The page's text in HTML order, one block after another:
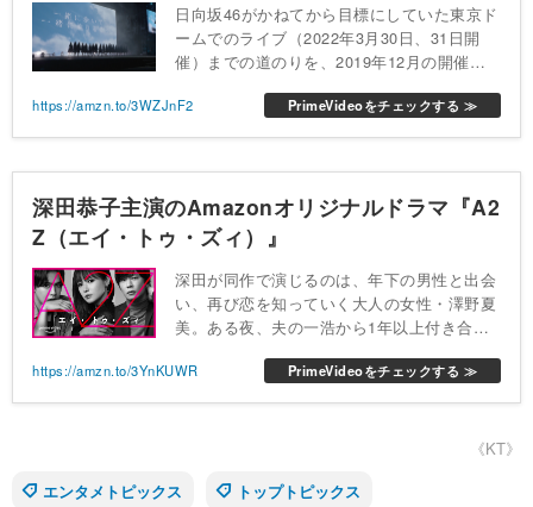
日向坂46がかねてから目標にしていた東京ド
ームでのライブ（2022年3月30日、31日開
催）までの道のりを、2019年12月の開催発
ー。
https://amzn.to/3WZJnF2 PrimeVideoをチェックする ≫
深田恭子主演のAmazonオリジナルドラマ『A2
Z（エイ・トゥ・ズィ）』
深田が同作で演じるのは、年下の男性と出会
い、再び恋を知っていく大人の女性・澤野夏
美。ある夜、夫の一浩から1年以上付き合っ
や嫉妬という感情より寂しさを感じてしま
う。そんな夏美は、若い郵便局員・成生と出
https://amzn.to/3YnKUWR PrimeVideoをチェックする ≫
《KT》
エンタメトピックス
トップトピックス